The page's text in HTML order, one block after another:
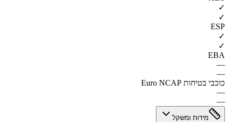
✓
✓
ESP
✓
✓
EBA
—
—
כוכבי בטיחות Euro NCAP
—
—
מידות ומשקל